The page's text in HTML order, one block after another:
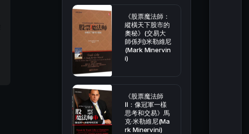
《股票魔法師：
縱橫天下股市的
奧秘》(交易大
師係列)米勒維尼
(Mark Minervin
i)
《股票魔法師
Ⅱ：像冠軍一樣
思考和交易》馬
克·米勒維尼(Ma
rk Minervini)